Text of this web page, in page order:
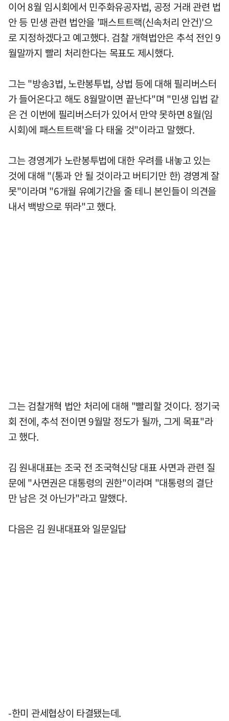
이어 8월 임시회에서 민주화유공자법, 공정 거래 관련 법
안 등 민생 관련 법안을 '패스트트랙(신속처리 안건)'으
로 지정하겠다고 예고했다. 검찰 개혁법안은 추석 전인 9
월말까지 빨리 처리한다는 목표도 제시했다.
그는 "방송3법, 노란봉투법, 상법 등에 대해 필리버스터
가 들어온다고 해도 8월말이면 끝난다"며 "민생 입법 같
은 건 이번에 필리버스터가 있어서 만약 못하면 8월(임
시회)에 패스트트랙'을 다 태울 것"이라고 말했다.
그는 경영계가 노란봉투법에 대한 우려를 내놓고 있는
것에 대해 "(통과 안 될 것이라고 버티기만 한) 경영계 잘
못"이라며 "6개월 유예기간을 줄 테니 본인들이 의견을
내서 백방으로 뛰라"고 했다.
그는 검찰개혁 법안 처리에 대해 "빨리할 것이다. 정기국
회 전에, 추석 전이면 9월말 정도가 될까, 그게 목표"라
고 했다.
김 원내대표는 조국 전 조국혁신당 대표 사면과 관련 질
문에 "사면권은 대통령의 권한"이라며 "대통령의 결단
만 남은 것 아닌가"라고 말했다.
다음은 김 원내대표와 일문일답
-한미 관세협상이 타결됐는데.